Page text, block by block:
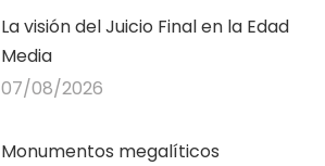
La visión del Juicio Final en la Edad
Media
07/08/2026
Monumentos megalíticos